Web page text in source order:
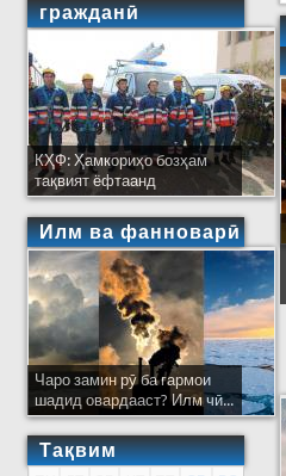
гражданӣ
КҲФ: Ҳамкориҳо бозҳам
тақвият ёфтаанд
Илм ва фанноварӣ
Чаро замин рӯ ба гармои
шадид овардааст? Илм чӣ...
Тақвим